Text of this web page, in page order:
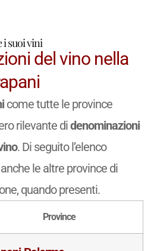
i suoi vini
del vino nella
come tutte le province
rilevante didenominazioni
. Di seguito l’elenco
le altre province di
quando presenti.
Province